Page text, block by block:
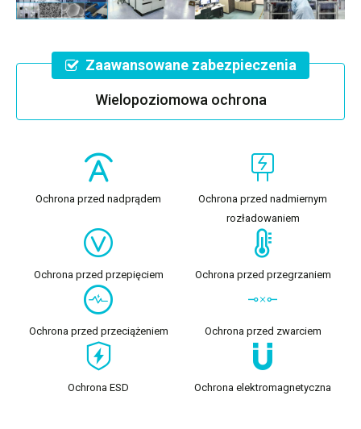
Zaawansowane zabezpieczenia
Wielopoziomowa ochrona
Ochrona przed nadprądem
Ochrona przed nadmiernym
rozładowaniem
Ochrona przed przepięciem Ochrona przed przegrzaniem
Ochrona przed przeciążeniem Ochrona przed zwarciem
Ochrona ESD Ochrona elektromagnetyczna